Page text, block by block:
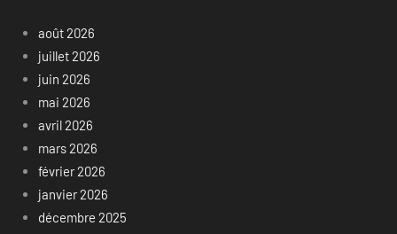
août 2026
juillet 2026
juin 2026
mai 2026
avril 2026
mars 2026
février 2026
janvier 2026
décembre 2025